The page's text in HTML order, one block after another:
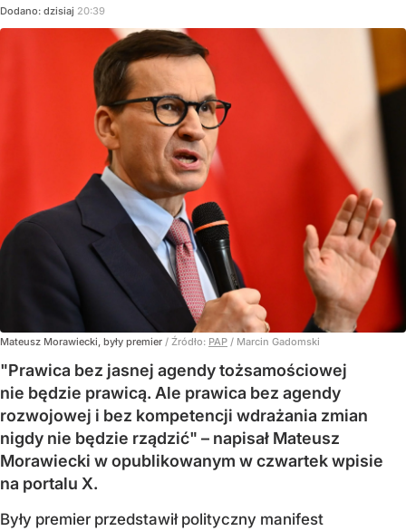
Dodano: dzisiaj 20:39
Mateusz Morawiecki, były premier / Źródło: PAP / Marcin Gadomski
"Prawica bez jasnej agendy tożsamościowej
nie będzie prawicą. Ale prawica bez agendy
rozwojowej i bez kompetencji wdrażania zmian
nigdy nie będzie rządzić" – napisał Mateusz
Morawiecki w opublikowanym w czwartek wpisie
na portalu X.
Były premier przedstawił polityczny manifest